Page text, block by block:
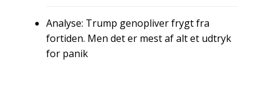
Analyse: Trump genopliver frygt fra
fortiden. Men det er mest af alt et udtryk
for panik